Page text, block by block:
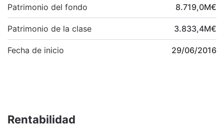
Patrimonio del fondo 8.719,0M€
Patrimonio de la clase 3.833,4M€
Fecha de inicio 29/06/2016
Rentabilidad